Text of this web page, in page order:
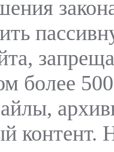
более
контент.